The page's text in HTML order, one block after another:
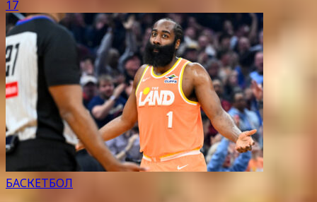
17
БАСКЕТБОЛ